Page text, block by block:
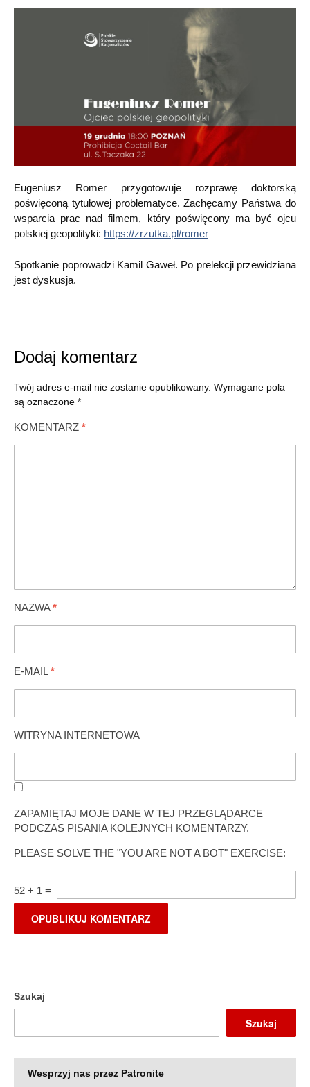
Eugeniusz Romer przygotowuje rozprawę doktorską
poświęconą tytułowej problematyce. Zachęcamy Państwa do
wsparcia prac nad filmem, który poświęcony ma być ojcu
polskiej geopolityki: https://zrzutka.pl/romer
Spotkanie poprowadzi Kamil Gaweł. Po prelekcji przewidziana
jest dyskusja.
Dodaj komentarz
Twój adres e-mail nie zostanie opublikowany. Wymagane pola
są oznaczone *
KOMENTARZ *
NAZWA*
E-MAIL *
WITRYNA INTERNETOWA
ZAPAMIĘTAJ MOJE DANE W TEJ PRZEGLĄDARCE
PODCZAS PISANIA KOLEJNYCH KOMENTARZY.
PLEASE SOLVE THE "YOU ARE NOT A BOT" EXERCISE:
52 + 1 =
Szukaj
Szukaj
Wesprzyj nas przez Patronite